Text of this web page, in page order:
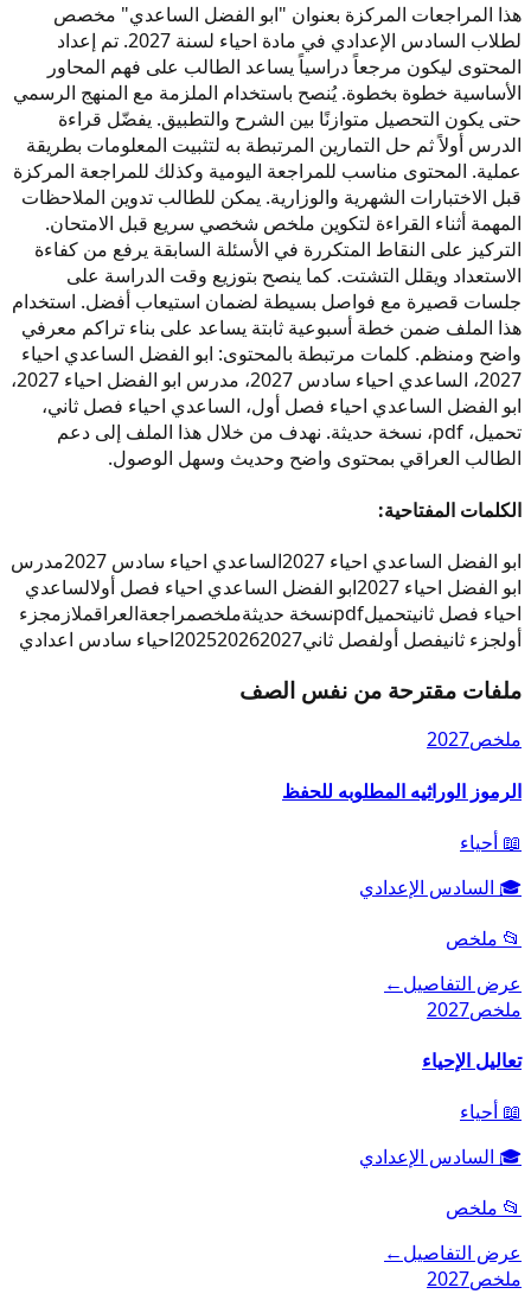
هذا المراجعات المركزة بعنوان "ابو الفضل الساعدي" مخصص
لطلاب السادس الإعدادي في مادة احياء لسنة 2027. تم إعداد
المحتوى ليكون مرجعاً دراسياً يساعد الطالب على فهم المحاور
الأساسية خطوة بخطوة. يُنصح باستخدام الملزمة مع المنهج الرسمي
حتى يكون التحصيل متوازنًا بين الشرح والتطبيق. يفضّل قراءة
الدرس أولاً ثم حل التمارين المرتبطة به لتثبيت المعلومات بطريقة
عملية. المحتوى مناسب للمراجعة اليومية وكذلك للمراجعة المركزة
قبل الاختبارات الشهرية والوزارية. يمكن للطالب تدوين الملاحظات
المهمة أثناء القراءة لتكوين ملخص شخصي سريع قبل الامتحان.
التركيز على النقاط المتكررة في الأسئلة السابقة يرفع من كفاءة
الاستعداد ويقلل التشتت. كما ينصح بتوزيع وقت الدراسة على
جلسات قصيرة مع فواصل بسيطة لضمان استيعاب أفضل. استخدام
هذا الملف ضمن خطة أسبوعية ثابتة يساعد على بناء تراكم معرفي
واضح ومنظم. كلمات مرتبطة بالمحتوى: ابو الفضل الساعدي احياء
2027، الساعدي احياء سادس 2027، مدرس ابو الفضل احياء 2027،
ابو الفضل الساعدي احياء فصل أول، الساعدي احياء فصل ثاني،
تحميل، pdf، نسخة حديثة. نهدف من خلال هذا الملف إلى دعم
الطالب العراقي بمحتوى واضح وحديث وسهل الوصول.
الكلمات المفتاحية:
ابو الفضل الساعدي احياء 2027
الساعدي احياء سادس 2027
مدرس
ابو الفضل احياء 2027
ابو الفضل الساعدي احياء فصل أولالساعدي
احياء فصل ثانيتحميلpdfنسخة حديثةملخصمراجعةالعراقملازمجزء
أولجزء ثانيفصل أولفصل ثاني 202520262027 احياء سادس اعدادي
ملفات مقترحة من نفس الصف
ملخص2027
الرموز الوراثيه المطلوبه للحفظ
📖 أحياء
🎓 السادس الإعدادي
📂 ملخص
عرض التفاصيل←
ملخص2027
تعاليل الإحياء
📖 أحياء
🎓 السادس الإعدادي
📂 ملخص
عرض التفاصيل←
ملخص2027